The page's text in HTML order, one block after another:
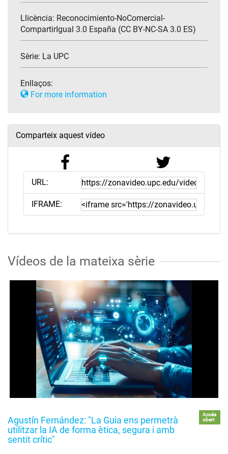
Llicència: Reconocimiento-NoComercial-
CompartirIgual 3.0 España (CC BY-NC-SA 3.0 ES)
Sèrie: La UPC
Enllaços:
For more information
Comparteix aquest vídeo
URL:
IFRAME:
Vídeos de la mateixa sèrie
Agustín Fernández: "La Guia ens permetrà
utilitzar la IA de forma ètica, segura i amb
sentit crític"
Accés
obert